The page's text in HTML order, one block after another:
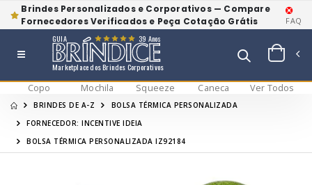
Brindes Personalizados e Corporativos — Compare
Fornecedores Verificados e Peça Cotação Grátis
FAQ
Marketplace dos Brindes Corporativos
GUIA 39 Anos
Copo Mochila Squeeze Caneca Ver Todos
BRINDES DE A-Z
BOLSA TÉRMICA PERSONALIZADA
FORNECEDOR: INCENTIVE IDEIA
BOLSA TÉRMICA PERSONALIZADA IZ92184